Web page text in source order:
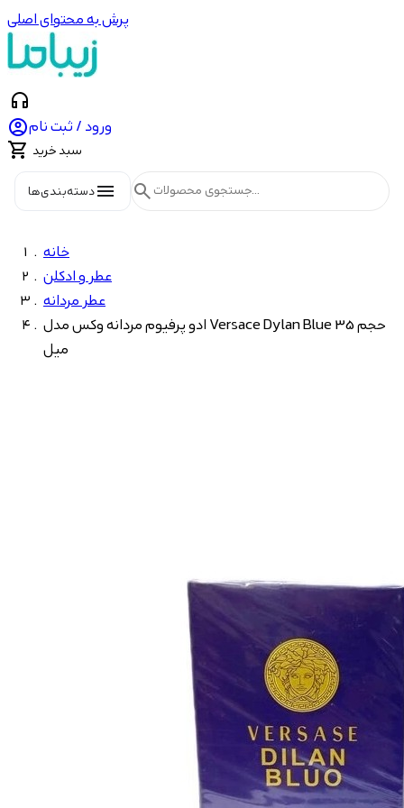
پرش به محتوای اصلی
headphones
ورود / ثبت نام
 سبد خرید
menuدسته‌بندی‌ها search
خانه
عطر و ادکلن
عطر مردانه
ادو پرفیوم مردانه وکس مدل Versace Dylan Blue حجم 35
میل